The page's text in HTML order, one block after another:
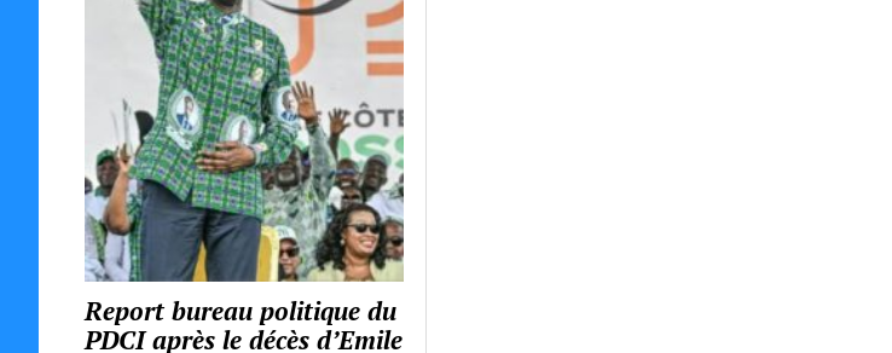
Report bureau politique du
PDCI après le décès d’Emile